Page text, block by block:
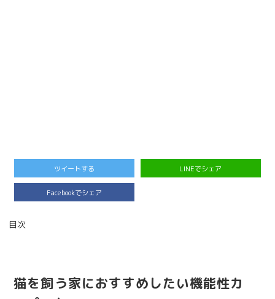
ツイートする LINEでシェア
Facebookでシェア
目次
猫を飼う家におすすめしたい機能性カ